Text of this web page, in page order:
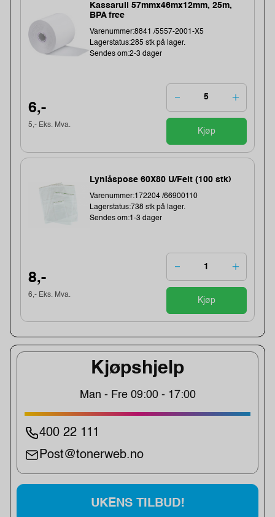
Kjøpshjelp
Man - Fre 09:00 - 17:00
400 22 111
Post@tonerweb.no
UKENS TILBUD!
Kassarull 57mmx46mx12mm, 25m,
BPA free
Varenummer:8841 /5557-2001-X5
Lagerstatus:285 stk på lager.
Sendes om:2-3 dager
6,-
5,- Eks. Mva.
Kjøp
Lynlåspose 60X80 U/Felt (100 stk)
Varenummer:172204 /66900110
Lagerstatus:738 stk på lager.
Sendes om:1-3 dager
8,-
6,- Eks. Mva.
Kjøp